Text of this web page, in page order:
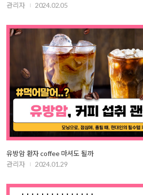
관리자
2024.02.05
유방암 환자 coffee 마셔도 될까
관리자
2024.01.29